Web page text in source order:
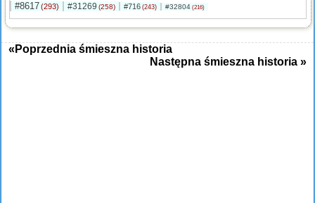
#8617(293) #31269 (258) #716 (243) #32804 (216)
«Poprzednia śmieszna historia
Następna śmieszna historia »